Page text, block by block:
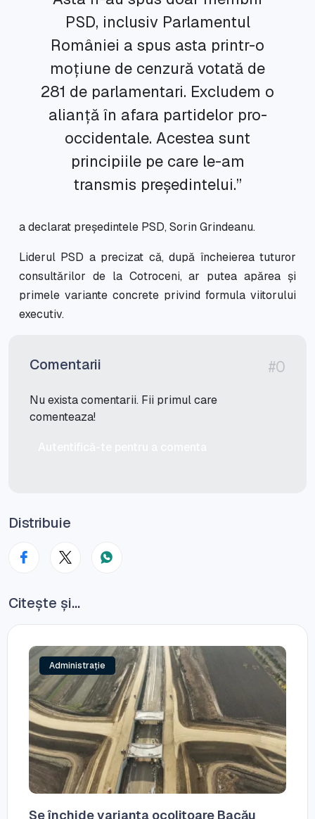
PSD, inclusiv Parlamentul
României a spus asta printr-o
moțiune de cenzură votată de
281 de parlamentari. Excludem o
alianță în afara partidelor pro-
occidentale. Acestea sunt
principiile pe care le-am
transmis președintelui.”
a declarat președintele PSD, Sorin Grindeanu.
Liderul PSD a precizat că, după încheierea tuturor
consultărilor de la Cotroceni, ar putea apărea și
primele variante concrete privind formula viitorului
executiv.
Comentarii #0
Nu exista comentarii. Fii primul care
comenteaza!
Distribuie
Citește și...
Administrație
Se închide varianta ocolitoare Bacău